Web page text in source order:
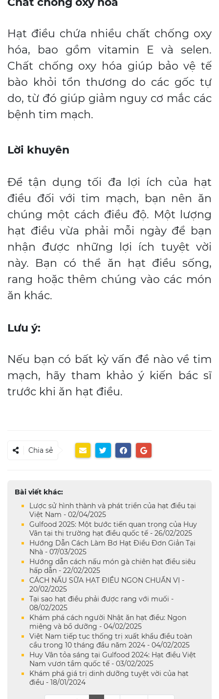
Hạt điều chứa nhiều chất chống oxy
hóa, bao gồm vitamin E và selen.
Chất chống oxy hóa giúp bảo vệ tế
bào khỏi tổn thương do các gốc tự
do, từ đó giúp giảm nguy cơ mắc các
bệnh tim mạch.
Lời khuyên
Để tận dụng tối đa lợi ích của hạt
điều đối với tim mạch, bạn nên ăn
chúng một cách điều độ. Một lượng
hạt điều vừa phải mỗi ngày để bạn
nhận được những lợi ích tuyệt vời
này. Bạn có thể ăn hạt điều sống,
rang hoặc thêm chúng vào các món
ăn khác.
Lưu ý:
Nếu bạn có bất kỳ vấn đề nào về tim
mạch, hãy tham khảo ý kiến bác sĩ
trước khi ăn hạt điều.
Chia sẻ
Bài viết khác:
Lược sử hình thành và phát triển của hạt điều tại
Việt Nam - 02/04/2025
Gulfood 2025: Một bước tiến quan trọng của Huy
Vân tại thị trường hạt điều quốc tế - 26/02/2025
Hướng Dẫn Cách Làm Bơ Hạt Điều Đơn Giản Tại
Nhà - 07/03/2025
Hướng dẫn cách nấu món gà chiên hạt điều siêu
hấp dẫn - 22/02/2025
CÁCH NẤU SỮA HẠT ĐIỀU NGON CHUẨN VỊ -
20/02/2025
Tại sao hạt điều phải được rang với muối -
08/02/2025
Khám phá cách người Nhật ăn hạt điều: Ngon
miệng và bổ dưỡng - 04/02/2025
Việt Nam tiếp tục thống trị xuất khẩu điều toàn
cầu trong 10 tháng đầu năm 2024 - 04/02/2025
Huy Vân tỏa sáng tại Gulfood 2024: Hạt điều Việt
Nam vươn tầm quốc tế - 03/02/2025
Khám phá giá trị dinh dưỡng tuyệt vời của hạt
điều - 18/01/2024